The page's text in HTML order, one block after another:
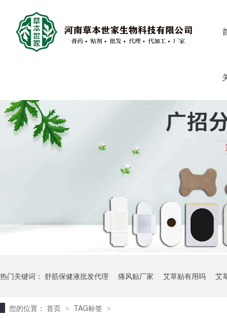
热门关键词： 舒筋保健液批发代理 痛风贴厂家 艾草贴有用吗 艾
您的位置： 首页 > TAG标签 >